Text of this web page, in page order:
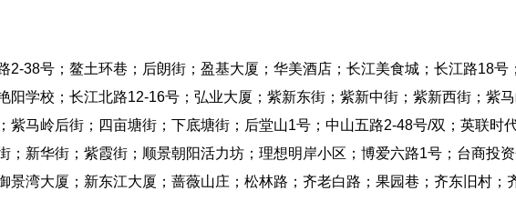
2-38号；鳌土环巷；后朗街；盈基大厦；华美酒店；长江美食城；长江路18号
阳学校；长江北路12-16号；弘业大厦；紫新东街；紫新中街；紫新西街；紫
紫马岭后街；四亩塘街；下底塘街；后堂山1号；中山五路2-48号/双；英联时
；新华街；紫霞街；顺景朝阳活力坊；理想明岸小区；博爱六路1号；台商投
景湾大厦；新东江大厦；蔷薇山庄；松林路；齐老白路；果园巷；齐东旧村；